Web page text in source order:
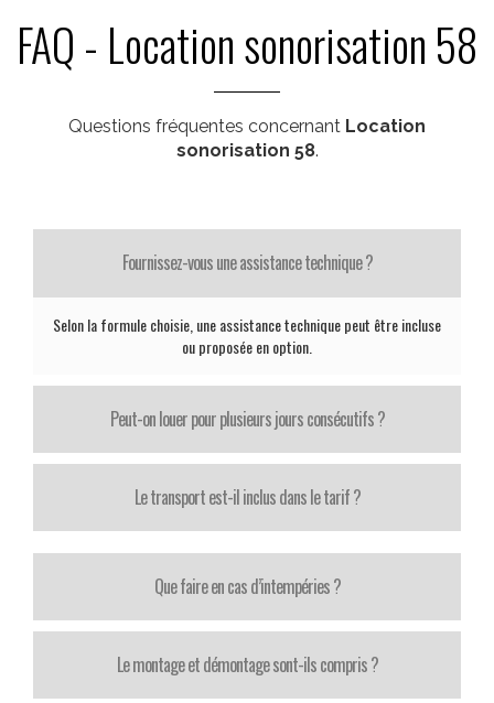
FAQ - Location sonorisation 58
Questions fréquentes concernant Location
sonorisation 58.
Fournissez-vous une assistance technique ?
Selon la formule choisie, une assistance technique peut être incluse
ou proposée en option.
Peut-on louer pour plusieurs jours consécutifs ?
Le transport est-il inclus dans le tarif ?
Que faire en cas d’intempéries ?
Le montage et démontage sont-ils compris ?